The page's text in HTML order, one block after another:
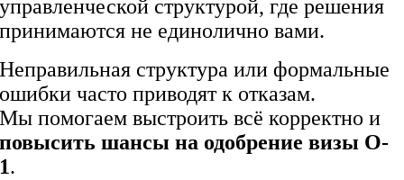
управленческой структурой, где решения
принимаются не единолично вами.
Неправильная структура или формальные
ошибки часто приводят к отказам.
Мы помогаем выстроить всё корректно и
повысить шансы на одобрение визы O-
1.